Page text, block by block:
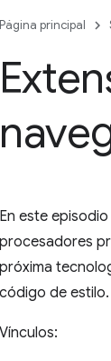
Página principal
En este
procesadores
próxima
código de estilo.
Vínculos: